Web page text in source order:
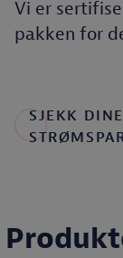
Vi er
pakken for
SJEKK